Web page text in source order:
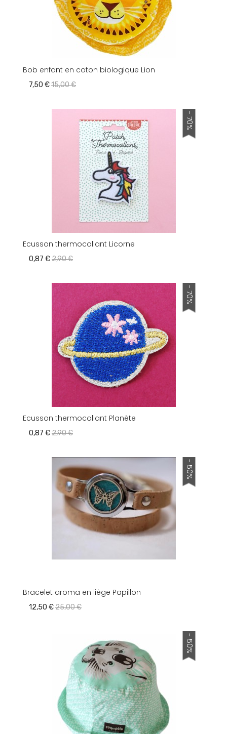
Bob enfant en coton biologique Lion
7,50 €15,00 €
- 70%
Ecusson thermocollant Licorne
0,87 €2,90 €
- 70%
Ecusson thermocollant Planète
0,87 €2,90 €
- 50%
Bracelet aroma en liège Papillon
12,50 €25,00 €
- 50%